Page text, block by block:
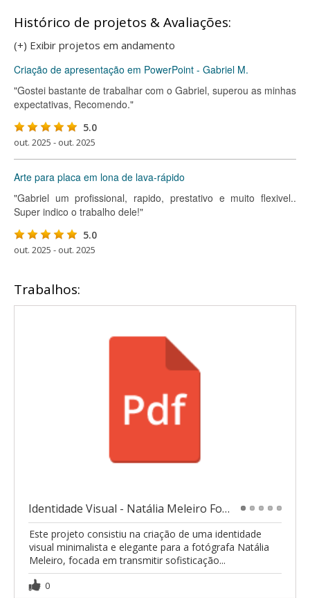
Histórico de projetos & Avaliações:
(+) Exibir projetos em andamento
Criação de apresentação em PowerPoint - Gabriel M.
"Gostei bastante de trabalhar com o Gabriel, superou as minhas
expectativas, Recomendo."
5.0
out. 2025 - out. 2025
Arte para placa em lona de lava-rápido
"Gabriel um profissional, rapido, prestativo e muito flexivel..
Super indico o trabalho dele!"
5.0
out. 2025 - out. 2025
Trabalhos:
Identidade Visual - Natália Meleiro Fotógrafa
Este projeto consistiu na criação de uma identidade
visual minimalista e elegante para a fotógrafa Natália
Meleiro, focada em transmitir sofisticação...
0